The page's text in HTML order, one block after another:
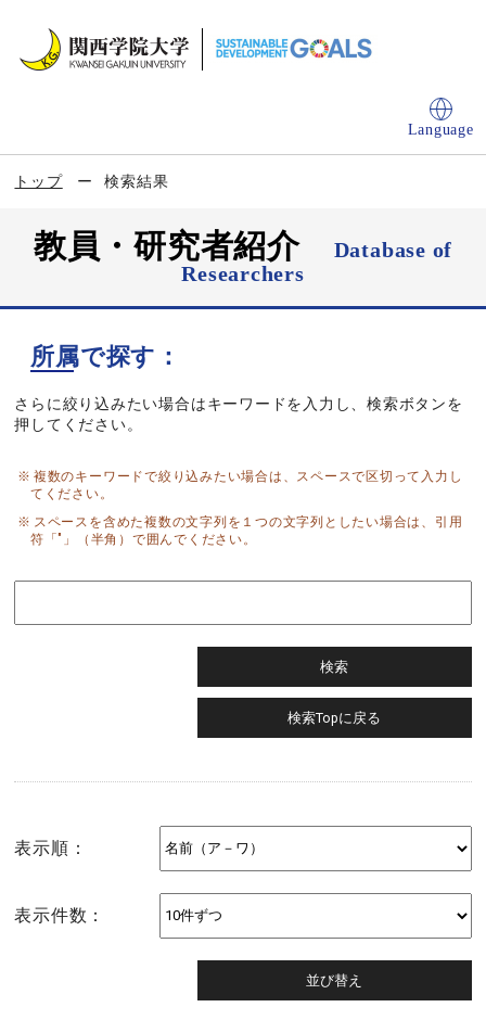
Language
トップ 検索結果
教員・研究者紹介
Database of
Researchers
所属で探す：
さらに絞り込みたい場合はキーワードを入力し、検索ボタンを
押してください。
複数のキーワードで絞り込みたい場合は、スペースで区切って入力し
てください。
スペースを含めた複数の文字列を１つの文字列としたい場合は、引用
符「"」（半角）で囲んでください。
表示順：
表示件数：